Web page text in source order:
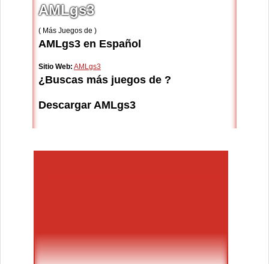
AMLgs3
( Más Juegos de )
AMLgs3 en Español
Sitio Web: AMLgs3
¿Buscas más juegos de ?
Descargar AMLgs3